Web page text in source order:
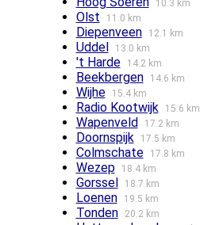
10.3 km
Olst 11.0 km
Diepenveen 12.1 km
Uddel 13.0 km
't Harde 14.2 km
Beekbergen 14.6 km
Wijhe 15.4 km
Radio Kootwijk 15.6 km
Wapenveld 17.2 km
Doornspijk 17.5 km
Colmschate 17.8 km
Wezep 18.4 km
Gorssel 18.7 km
Loenen 19.5 km
Tonden 20.2 km